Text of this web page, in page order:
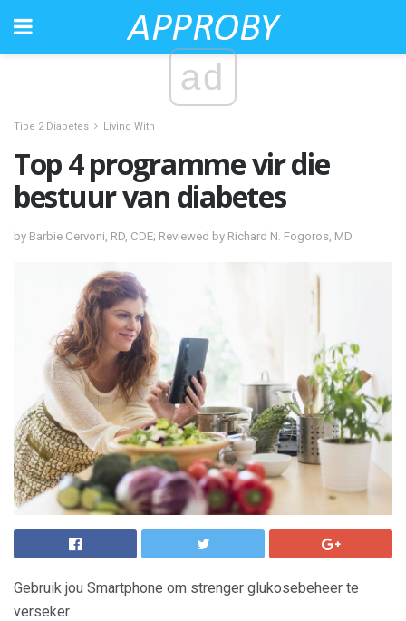
ad
Tipe 2 Diabetes Living With
Top 4 programme vir die
bestuur van diabetes
by Barbie Cervoni, RD, CDE; Reviewed by Richard N. Fogoros, MD
Gebruik jou Smartphone om strenger glukosebeheer te
verseker